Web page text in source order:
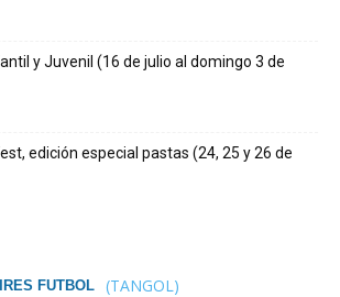
y Juvenil (16 de julio al domingo 3 de
edición especial pastas (24, 25 y 26 de
FUTBOL (TANGOL)